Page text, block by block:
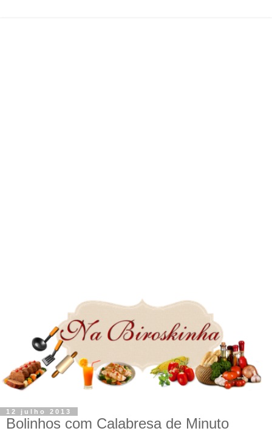
12 julho 2013
Bolinhos com Calabresa de Minuto